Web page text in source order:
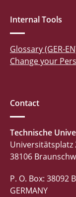
Internal Tools
Glossary (GER-
Change your
Contact
Technische
Universitätsplatz
38106
P. O. Box: 38092
GERMANY